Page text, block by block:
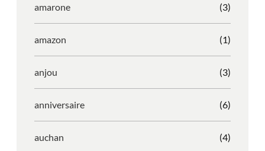
amarone (3)
amazon (1)
anjou (3)
anniversaire (6)
auchan (4)